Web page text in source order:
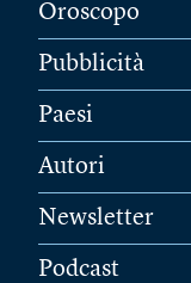
Oroscopo
Pubblicità
Paesi
Autori
Newsletter
Podcast